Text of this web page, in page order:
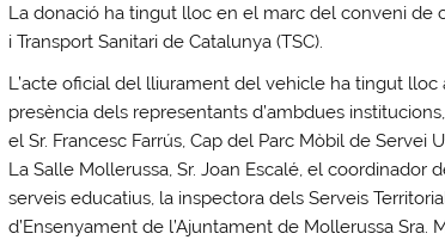
La donació ha tingut lloc en el marc del conveni de
i Transport Sanitari de Catalunya (TSC).
L’acte oficial del lliurament del vehicle ha tingut
presència dels representants d’ambdues
el Sr. Francesc Farrús, Cap del Parc Mòbil de
La Salle Mollerussa, Sr. Joan Escalé, el coordinador
serveis educatius, la inspectora dels Serveis
d’Ensenyament de l’Ajuntament de Mollerussa